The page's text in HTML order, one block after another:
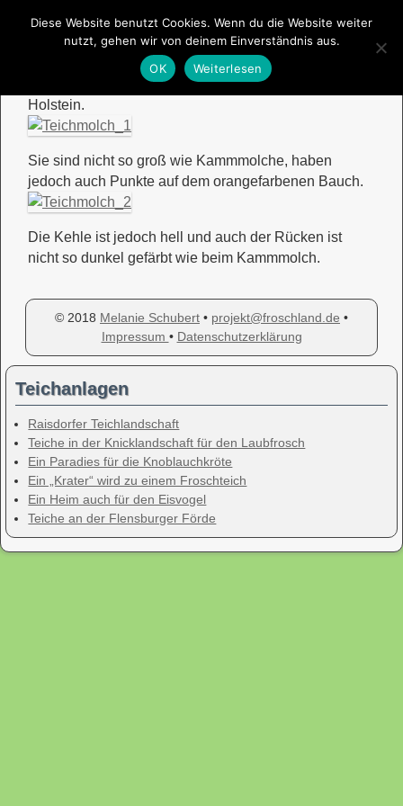
Teichmolch
Teichmolche sind recht verbreitet in Schleswig-
Holstein.
Sie sind nicht so groß wie Kammmolche, haben
jedoch auch Punkte auf dem orangefarbenen Bauch.
Die Kehle ist jedoch hell und auch der Rücken ist
nicht so dunkel gefärbt wie beim Kammmolch.
© 2018 Melanie Schubert • projekt@froschland.de •
Impressum • Datenschutzerklärung
Teichanlagen
Raisdorfer Teichlandschaft
Teiche in der Knicklandschaft für den Laubfrosch
Ein Paradies für die Knoblauchkröte
Ein „Krater“ wird zu einem Froschteich
Ein Heim auch für den Eisvogel
Teiche an der Flensburger Förde
Diese Website benutzt Cookies. Wenn du die Website weiter
nutzt, gehen wir von deinem Einverständnis aus.
OK
Weiterlesen